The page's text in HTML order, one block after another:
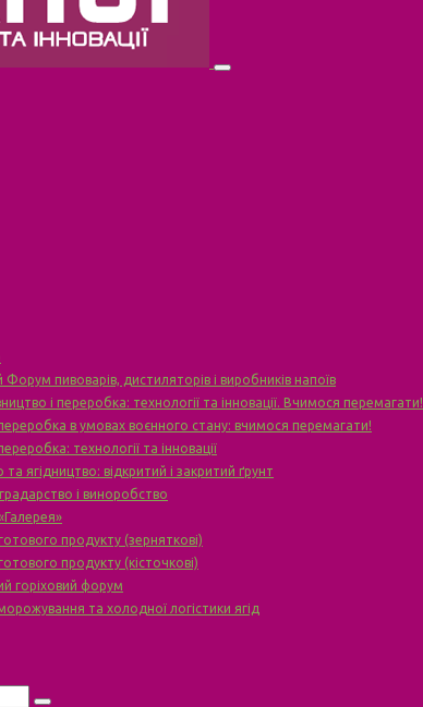
пивоварів, дистиляторів і виробників напоїв
і переробка: технології та інновації. Вчимося перемагати!
переробка в умовах воєнного стану: вчимося перемагати!
технології та інновації
ягідництво: відкритий і закритий ґрунт
і виноробство
продукту (зерняткові)
продукту (кісточкові)
горіховий форум
та холодної логістики ягід